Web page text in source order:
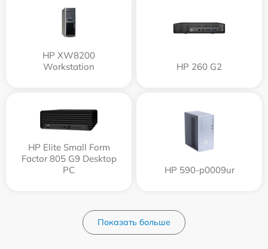
HP XW8200
Workstation
HP 260 G2
HP Elite Small Form
Factor 805 G9 Desktop
PC
HP 590-p0009ur
Показать больше